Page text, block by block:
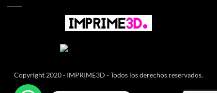
Copyright 2020 - IMPRIME3D - Todos los derechos reservados.